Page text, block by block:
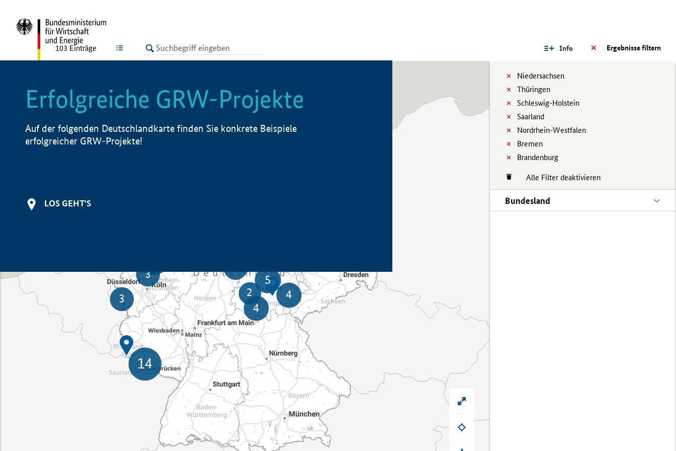
LISTE Ergebnisse filtern
Info
Niedersachsen
Thüringen
Schleswig-Holstein
Saarland
Nordrhein-Westfalen
Bremen
Brandenburg
Alle Filter deaktivieren
Bundesland
103 Einträge
Erfolgreiche GRW-Projekte
Auf der folgenden Deutschlandkarte finden Sie konkrete Beispiele
erfolgreicher GRW-Projekte!
LOS GEHT'S